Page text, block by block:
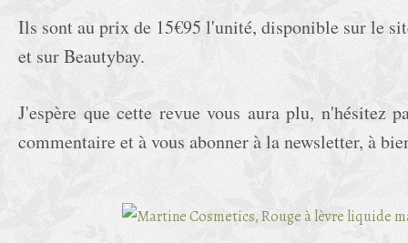
Ils sont au prix de 15€95 l'unité, disponible sur le
et sur Beautybay.
J'espère que cette revue vous aura plu, n'hésitez
commentaire et à vous abonner à la newsletter, à